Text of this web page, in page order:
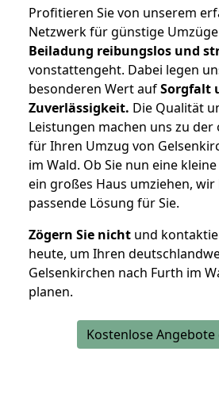
Profitieren Sie von unserem
Netzwerk für günstige
Beiladung reibungslos und
vonstattengeht. Dabei legen
besonderen Wert aufSorgfalt
Zuverlässigkeit. Die Qualität
Leistungen machen uns zu der
für Ihren Umzug von
im Wald. Ob Sie nun eine
ein großes Haus umziehen, wir
passende Lösung für Sie.
Zögern Sie nicht und
heute, um Ihren
Gelsenkirchen nach Furth im
planen.
Kostenlose